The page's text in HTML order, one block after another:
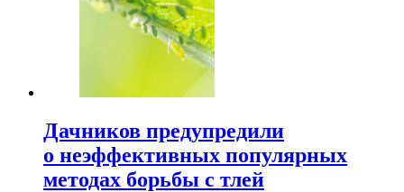
Дачников предупредили
о неэффективных популярных
методах борьбы с тлей